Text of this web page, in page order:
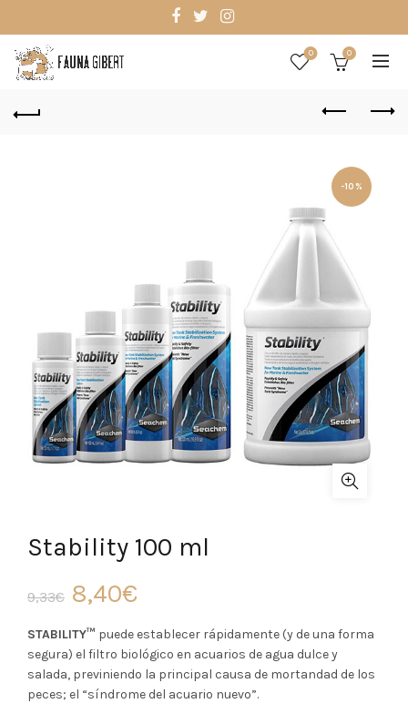
0 0
-10%
Stability 100 ml
9,33€ El
precio
original
8,40€
precio
actual
STABILITY™ puede establecer rápidamente (y de una forma
segura) el filtro biológico en acuarios de agua dulce y
salada, previniendo la principal causa de mortandad de los
peces; el “síndrome del acuario nuevo”.